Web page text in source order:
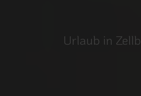
Urlaub in